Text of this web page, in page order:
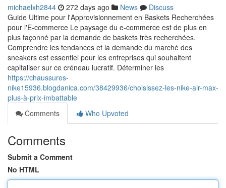
michaelxh2844 272 days ago News
Discuss
Guide Ultime pour l'Approvisionnement en Baskets Recherchées
pour l'E-commerce Le paysage du e-commerce est de plus en
plus façonné par la demande de baskets très recherchées.
Comprendre les tendances et la demande du marché des
sneakers est essentiel pour les entreprises qui souhaitent
capitaliser sur ce créneau lucratif. Déterminer les
https://chaussures-
nike15936.blogdanica.com/38429936/choisissez-les-nike-air-max-
plus-à-prix-imbattable
Comments
Who Upvoted
Comments
Submit a Comment
No HTML